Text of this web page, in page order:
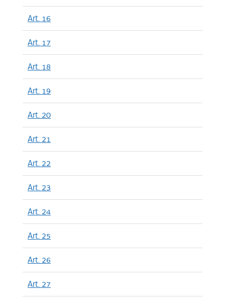
Art. 16
Art. 17
Art. 18
Art. 19
Art. 20
Art. 21
Art. 22
Art. 23
Art. 24
Art. 25
Art. 26
Art. 27